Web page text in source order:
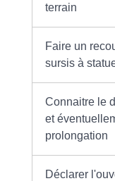
terrain
Faire un
sursis à
Connaitre le
et
prolongation
Déclarer